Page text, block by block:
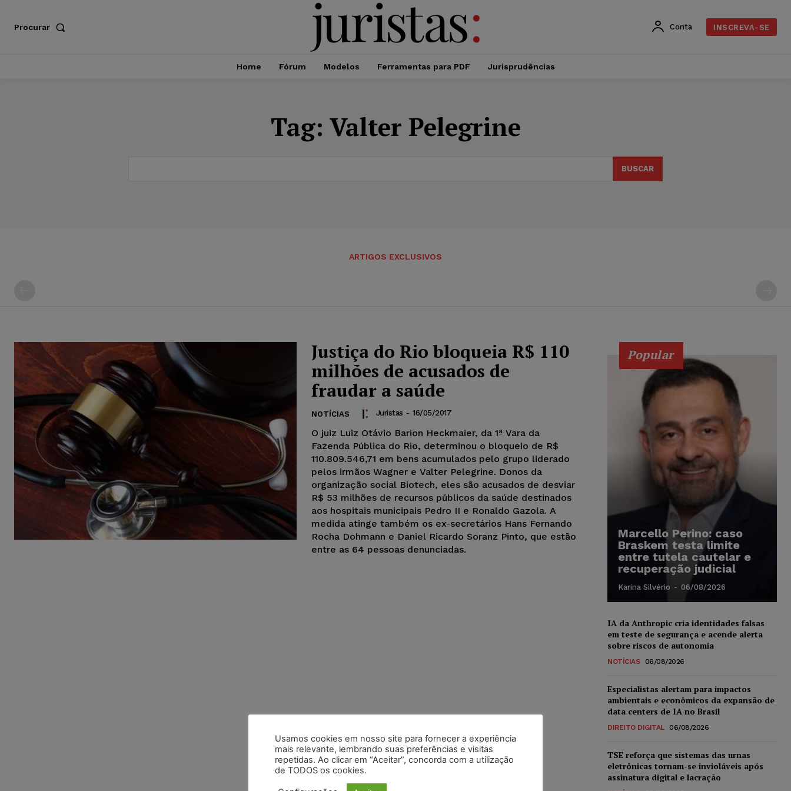
Procurar Conta INSCREVA-SE
Home Fórum Modelos Ferramentas para PDF Jurisprudências
Tag: Valter Pelegrine
BUSCAR
ARTIGOS EXCLUSIVOS
Justiça do Rio bloqueia R$ 110
milhões de acusados de
fraudar a saúde
NOTÍCIAS Juristas - 16/05/2017
O juiz Luiz Otávio Barion Heckmaier, da 1ª Vara da
Fazenda Pública do Rio, determinou o bloqueio de R$
110.809.546,71 em bens acumulados pelo grupo liderado
pelos irmãos Wagner e Valter Pelegrine. Donos da
organização social Biotech, eles são acusados de desviar
R$ 53 milhões de recursos públicos da saúde destinados
aos hospitais municipais Pedro II e Ronaldo Gazola. A
medida atinge também os ex-secretários Hans Fernando
Rocha Dohmann e Daniel Ricardo Soranz Pinto, que estão
entre as 64 pessoas denunciadas.
Popular
Marcello Perino: caso
Braskem testa limite
entre tutela cautelar e
recuperação judicial
Karina Silvério - 06/08/2026
IA da Anthropic cria identidades falsas
em teste de segurança e acende alerta
sobre riscos de autonomia
NOTÍCIAS 06/08/2026
Especialistas alertam para impactos
ambientais e econômicos da expansão de
data centers de IA no Brasil
DIREITO DIGITAL 06/08/2026
TSE reforça que sistemas das urnas
eletrônicas tornam-se invioláveis após
assinatura digital e lacração
Usamos cookies em nosso site para fornecer a experiência
mais relevante, lembrando suas preferências e visitas
repetidas. Ao clicar em “Aceitar”, concorda com a utilização
de TODOS os cookies.